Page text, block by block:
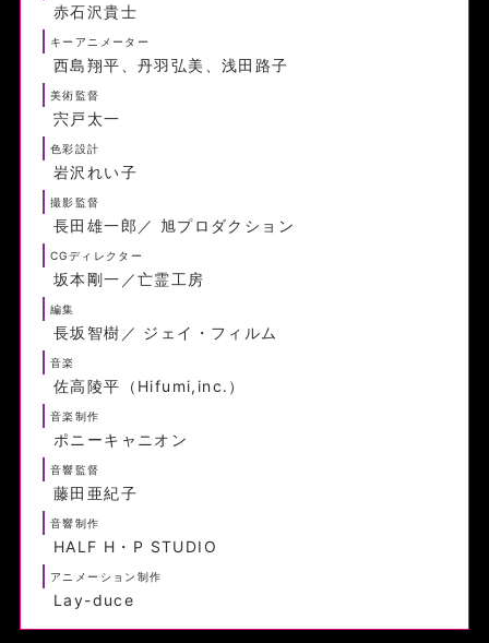
赤石沢貴士
キーアニメーター
西島翔平、丹羽弘美、浅田路子
美術監督
宍戸太一
色彩設計
岩沢れい子
撮影監督
長田雄一郎／ 旭プロダクション
CGディレクター
坂本剛一／亡霊工房
編集
長坂智樹／ ジェイ・フィルム
音楽
佐高陵平（Hifumi,inc.）
音楽制作
ポニーキャニオン
音響監督
藤田亜紀子
音響制作
HALF H・P STUDIO
アニメーション制作
Lay-duce